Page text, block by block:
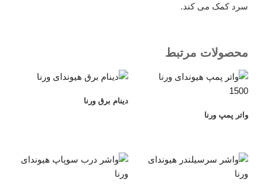
سرد کمک می کند.
محصولات مرتبط
واتر پمپ ورنا
دینام برق ورنا